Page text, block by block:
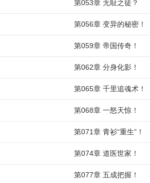
第053章 无耻之徒？
第056章 变异的秘密！
第059章 帝国传奇！
第062章 分身化影！
第065章 千里追魂术！
第068章 一怒天惊！
第071章 青衫“重生”！
第074章 道医世家！
第077章 五成把握！